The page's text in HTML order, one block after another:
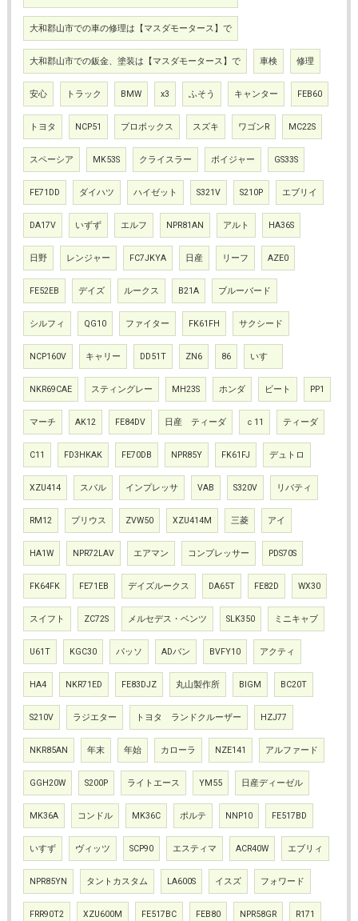
大和郡山市での車の修理は【マスダモータース】で
大和郡山市での鈑金、塗装は【マスダモータース】で 車検 修理
安心 トラック BMW x3 ふそう キャンター FEB60
トヨタ NCP51 プロボックス スズキ ワゴンR MC22S
スペーシア MK53S クライスラー ボイジャー GS33S
FE71DD ダイハツ ハイゼット S321V S210P エブリイ
DA17V いずず エルフ NPR81AN アルト HA36S
日野 レンジャー FC7JKYA 日産 リーフ AZE0
FE52EB デイズ ルークス B21A ブルーバード
シルフィ QG10 ファイター FK61FH サクシード
NCP160V キャリー DD51T ZN6 86 いすゞ
NKR69CAE スティングレー MH23S ホンダ ビート PP1
マーチ AK12 FE84DV 日産 ティーダ ｃ11 ティーダ
C11 FD3HKAK FE70DB NPR85Y FK61FJ デュトロ
XZU414 スバル インプレッサ VAB S320V リバティ
RM12 プリウス ZVW50 XZU414M 三菱 アイ
HA1W NPR72LAV エアマン コンプレッサー PDS70S
FK64FK FE71EB デイズルークス DA65T FE82D WX30
スイフト ZC72S メルセデス・ベンツ SLK350 ミニキャブ
U61T KGC30 パッソ ADバン BVFY10 アクティ
HA4 NKR71ED FE83DJZ 丸山製作所 BIGM BC20T
S210V ラジエター トヨタ ランドクルーザー HZJ77
NKR85AN 年末 年始 カローラ NZE141 アルファード
GGH20W S200P ライトエース YM55 日産ディーゼル
MK36A コンドル MK36C ポルテ NNP10 FE517BD
いすず ヴィッツ SCP90 エスティマ ACR40W エブリィ
NPR85YN タントカスタム LA600S イスズ フォワード
FRR90T2 XZU600M FE517BC FEB80 NPR58GR R171